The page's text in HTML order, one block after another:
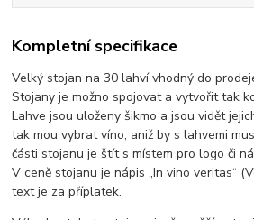
Kompletní specifikace
Velký stojan na 30 lahví vhodný do
Stojany je možno spojovat a vytvořit tak
Lahve jsou uloženy šikmo a jsou vidět
tak mou vybrat víno, aniž by s lahvemi
části stojanu je štít s místem pro logo či
V ceně stojanu je nápis „In vino veritas“
text je za příplatek.